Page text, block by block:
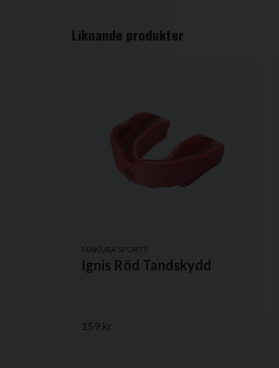
Liknande produkter
MAKURA SPORTS
Ignis Röd Tandskydd
159 kr